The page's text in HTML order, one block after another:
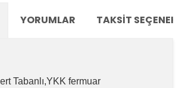
YORUMLAR TAKSIT
Tabanlı,YKK fermuar